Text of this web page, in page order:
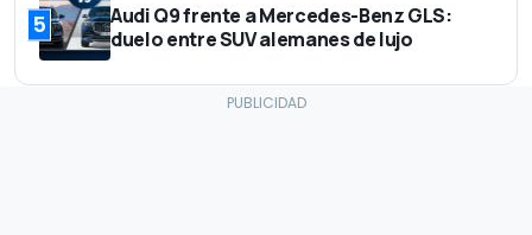
5
Audi Q9 frente a Mercedes-Benz GLS:
duelo entre SUV alemanes de lujo